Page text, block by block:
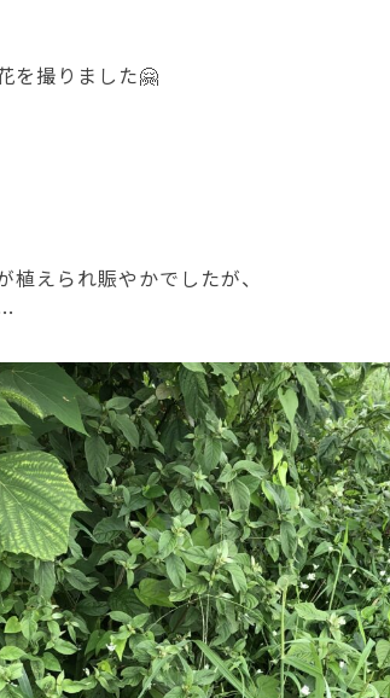
を撮りました🤗
植えられ賑やかでしたが、